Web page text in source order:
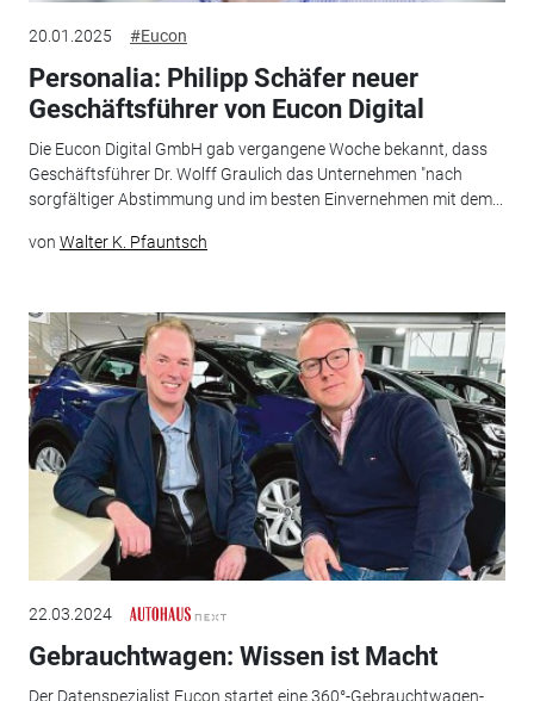
20.01.2025 #Eucon
Personalia: Philipp Schäfer neuer
Geschäftsführer von Eucon Digital
Die Eucon Digital GmbH gab vergangene Woche bekannt, dass
Geschäftsführer Dr. Wolff Graulich das Unternehmen "nach
sorgfältiger Abstimmung und im besten Einvernehmen mit dem...
von Walter K. Pfauntsch
22.03.2024
Gebrauchtwagen: Wissen ist Macht
Der Datenspezialist Eucon startet eine 360°-Gebrauchtwagen-